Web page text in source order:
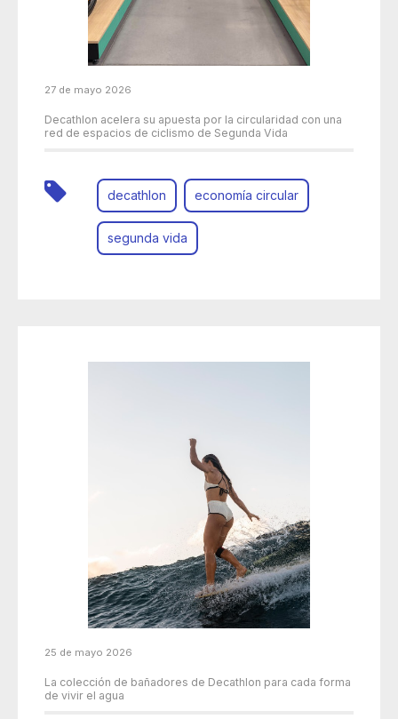
27 de mayo 2026
Decathlon acelera su apuesta por la circularidad con una
red de espacios de ciclismo de Segunda Vida
decathlon economía circular
segunda vida
25 de mayo 2026
La colección de bañadores de Decathlon para cada forma
de vivir el agua